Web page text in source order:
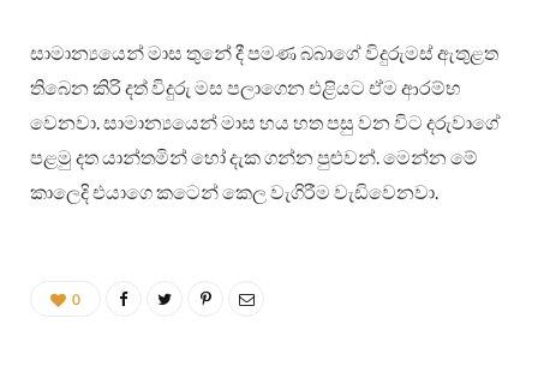
සාමාන්‍යයෙන් මාස තුනේ දී පමණ බබාගේ විදුරුමස් ඇතුළත
තිබෙන කිරි දත් විදුරු මස පලාගෙන එළියට ඒම ආරම්භ
වෙනවා. සාමාන්‍යයෙන් මාස හය හත පසු වන විට දරුවාගේ
පළමු දත යාන්තමින් හෝ දැක ගන්න පුළුවන්. මෙන්න මේ
කාලෙදි එයාගෙ කටෙන් කෙල වැගිරීම වැඩිවෙනවා.
0